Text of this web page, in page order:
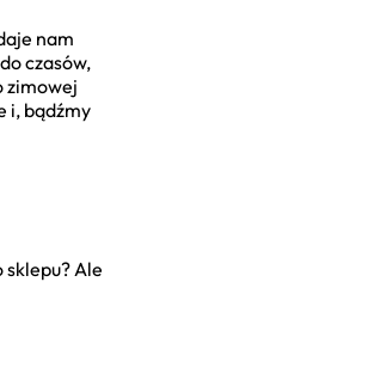
nam
czasów,
zimowej
i, bądźmy
Ale